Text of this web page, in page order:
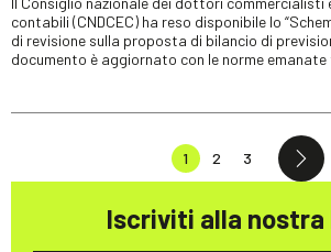
contabili (CNDCEC) ha reso disponibile lo
di revisione sulla proposta di bilancio di
documento è aggiornato con le norme
1 2 3
Iscriviti alla